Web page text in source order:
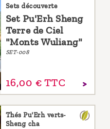
Sets découverte
Set Pu'Erh Sheng
Terre de Ciel
"Monts Wuliang"
SET-008
16,00 € TTC
Thés Pu'Erh verts-
Sheng cha